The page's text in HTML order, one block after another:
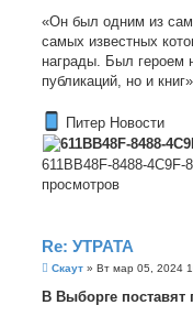
«Он был одним из
самых известных
награды. Был героем
публикаций, но и
Питер Новости
611BB48F-8488-
просмотров
Re: УТРАТА
С
о
Скаут » Вт мар 05, 2024
В Выборге поставят